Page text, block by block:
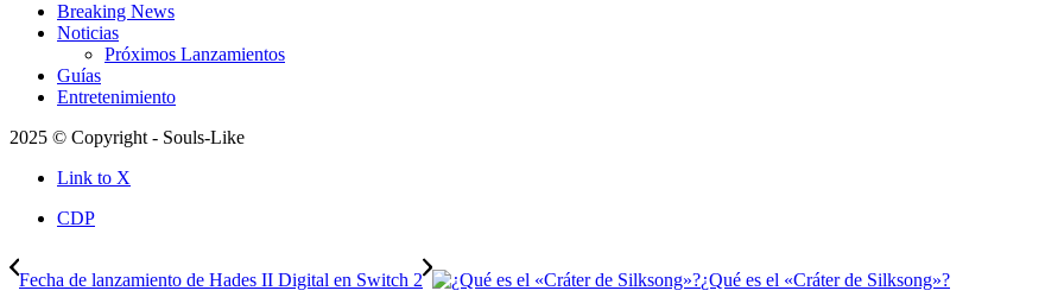
Breaking News
Noticias
Próximos Lanzamientos
Guías
Entretenimiento
2025 © Copyright - Souls-Like
Link to X
CDP
Fecha de lanzamiento de Hades II Digital en Switch 2 ¿Qué es el «Cráter de Silksong»?